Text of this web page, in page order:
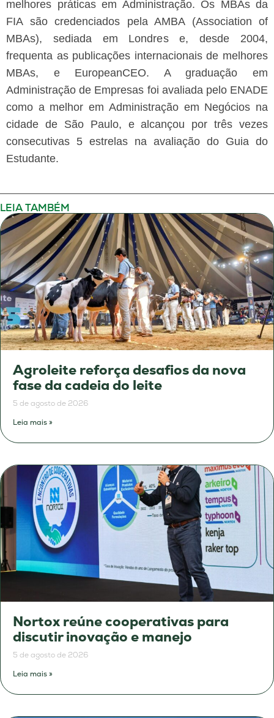
melhores práticas em Administração. Os MBAs da
FIA são credenciados pela AMBA (Association of
MBAs), sediada em Londres e, desde 2004,
frequenta as publicações internacionais de melhores
MBAs, e EuropeanCEO. A graduação em
Administração de Empresas foi avaliada pelo ENADE
como a melhor em Administração em Negócios na
cidade de São Paulo, e alcançou por três vezes
consecutivas 5 estrelas na avaliação do Guia do
Estudante.
LEIA TAMBÉM
Agroleite reforça desafios da nova
fase da cadeia do leite
5 de agosto de 2026
Leia mais »
Nortox reúne cooperativas para
discutir inovação e manejo
5 de agosto de 2026
Leia mais »